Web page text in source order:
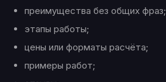
преимущества без общих фраз;
этапы работы;
цены или форматы расчёта;
примеры работ;